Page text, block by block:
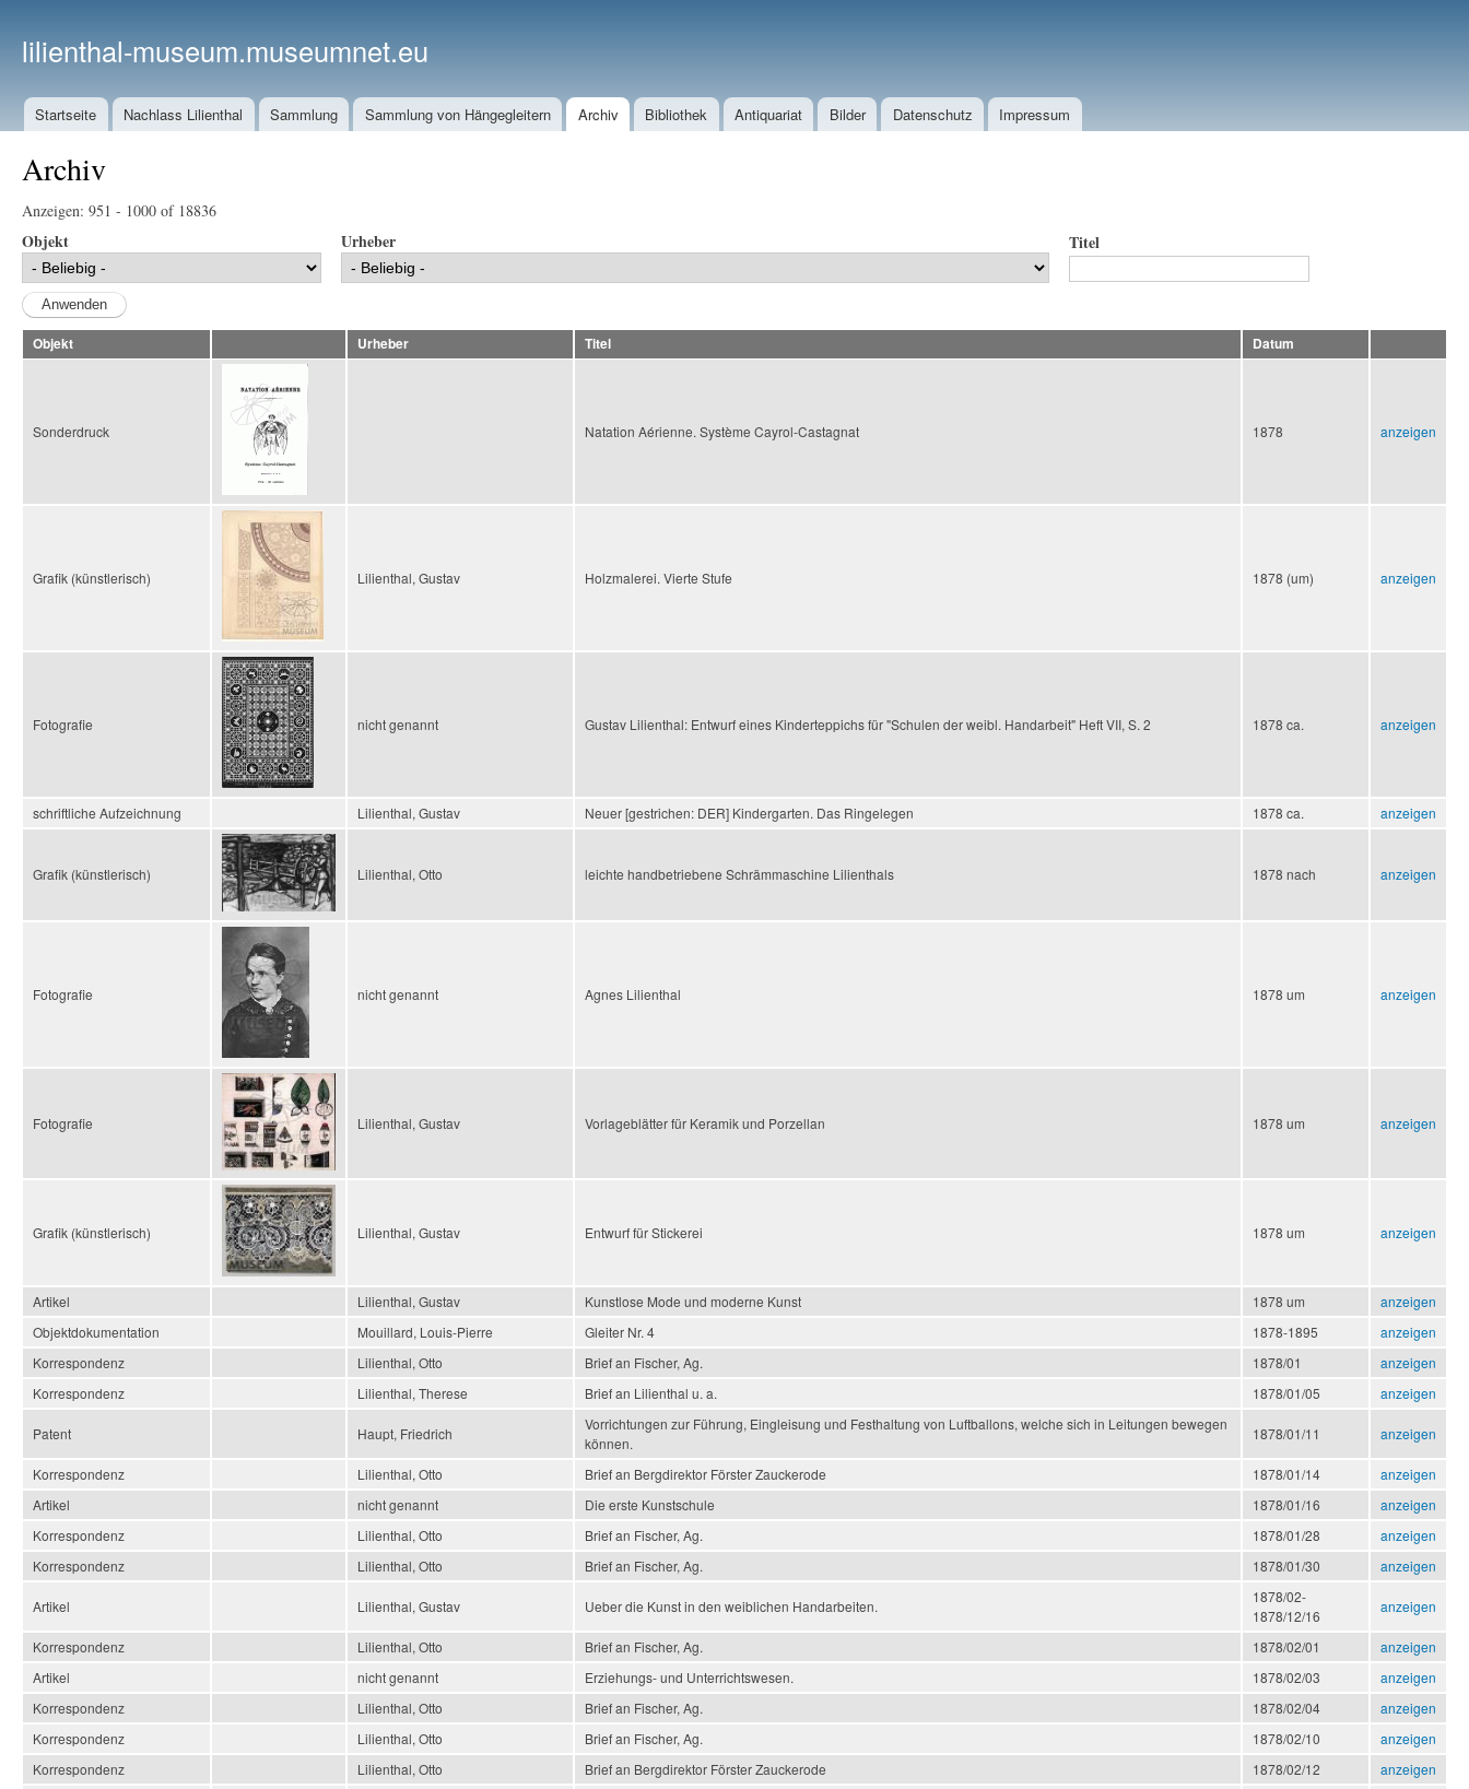
lilienthal-museum.museumnet.eu
Startseite Nachlass Lilienthal Sammlung Sammlung von Hängegleitern Archiv Bibliothek Antiquariat Bilder Datenschutz Impressum
Archiv
Anzeigen: 951 - 1000 of 18836
Objekt Urheber Titel
Objekt Urheber Titel Datum
Sonderdruck Natation Aérienne. Système Cayrol-Castagnat 1878 anzeigen
Grafik (künstlerisch) Lilienthal, Gustav Holzmalerei. Vierte Stufe 1878 (um) anzeigen
Fotografie nicht genannt Gustav Lilienthal: Entwurf eines Kinderteppichs für "Schulen der weibl. Handarbeit" Heft VII, S. 2 1878 ca. anzeigen
schriftliche Aufzeichnung Lilienthal, Gustav Neuer [gestrichen: DER] Kindergarten. Das Ringelegen 1878 ca. anzeigen
Grafik (künstlerisch) Lilienthal, Otto leichte handbetriebene Schrämmaschine Lilienthals 1878 nach anzeigen
Fotografie nicht genannt Agnes Lilienthal 1878 um anzeigen
Fotografie Lilienthal, Gustav Vorlageblätter für Keramik und Porzellan 1878 um anzeigen
Grafik (künstlerisch) Lilienthal, Gustav Entwurf für Stickerei 1878 um anzeigen
Artikel Lilienthal, Gustav Kunstlose Mode und moderne Kunst 1878 um
anzeigen
Objektdokumentation
Mouillard, Louis-Pierre Gleiter Nr. 4 1878-1895
anzeigen
Korrespondenz
Lilienthal, Otto Brief an Fischer, Ag. 1878/01
anzeigen
Korrespondenz
Lilienthal, Therese Brief an Lilienthal u. a. 1878/01/05 anzeigen
Patent Haupt, Friedrich
Vorrichtungen zur Führung, Eingleisung und Festhaltung von Luftballons, welche sich in Leitungen bewegen
können.
1878/01/11 anzeigen
Korrespondenz Lilienthal, Otto Brief an Bergdirektor Förster Zauckerode 1878/01/14
anzeigen
Artikel
nicht genannt Die erste Kunstschule 1878/01/16
anzeigen
Korrespondenz
Lilienthal, Otto Brief an Fischer, Ag. 1878/01/28
anzeigen
Korrespondenz
Lilienthal, Otto Brief an Fischer, Ag. 1878/01/30 anzeigen
Artikel Lilienthal, Gustav Ueber die Kunst in den weiblichen Handarbeiten.
1878/02-
1878/12/16
anzeigen
Korrespondenz Lilienthal, Otto Brief an Fischer, Ag. 1878/02/01
anzeigen
Artikel
nicht genannt Erziehungs- und Unterrichtswesen. 1878/02/03
anzeigen
Korrespondenz
Lilienthal, Otto Brief an Fischer, Ag. 1878/02/04
anzeigen
Korrespondenz
Lilienthal, Otto Brief an Fischer, Ag. 1878/02/10
anzeigen
Korrespondenz
Lilienthal, Otto Brief an Bergdirektor Förster Zauckerode 1878/02/12
anzeigen